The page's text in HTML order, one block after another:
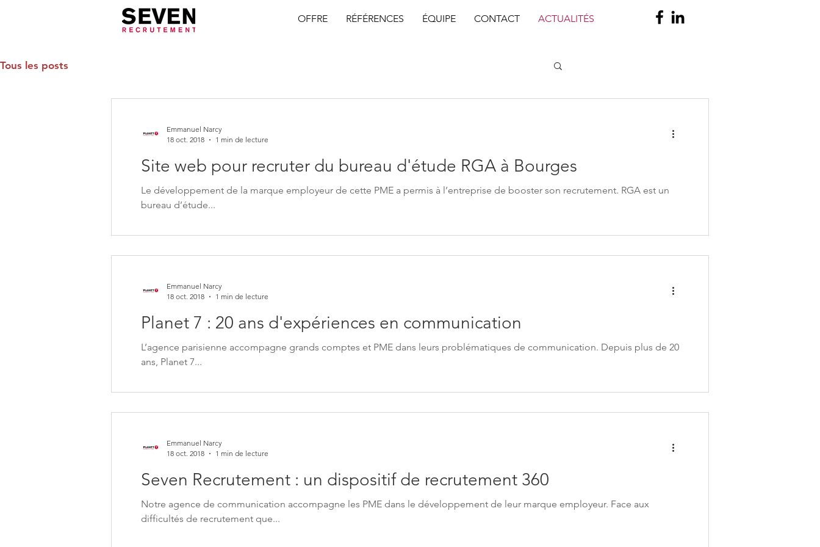
OFFRE RÉFÉRENCES ÉQUIPE CONTACT ACTUALITÉS
Tous les posts
Emmanuel Narcy
18 oct. 2018
1 min de lecture
Site web pour recruter du bureau d'étude RGA à Bourges
Le développement de la marque employeur de cette PME a permis à l’entreprise de booster son recrutement. RGA est un
bureau d’étude...
Emmanuel Narcy
18 oct. 2018
1 min de lecture
Planet 7 : 20 ans d'expériences en communication
L’agence parisienne accompagne grands comptes et PME dans leurs problématiques de communication. Depuis plus de 20
ans, Planet 7...
Emmanuel Narcy
18 oct. 2018
1 min de lecture
Seven Recrutement : un dispositif de recrutement 360
Notre agence de communication accompagne les PME dans le développement de leur marque employeur. Face aux
difficultés de recrutement que...